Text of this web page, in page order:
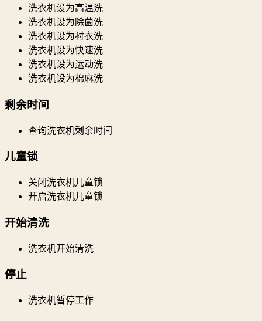
洗衣机设为高温洗
洗衣机设为除菌洗
洗衣机设为衬衣洗
洗衣机设为快速洗
洗衣机设为运动洗
洗衣机设为棉麻洗
剩余时间
查询洗衣机剩余时间
儿童锁
关闭洗衣机儿童锁
开启洗衣机儿童锁
开始清洗
洗衣机开始清洗
停止
洗衣机暂停工作